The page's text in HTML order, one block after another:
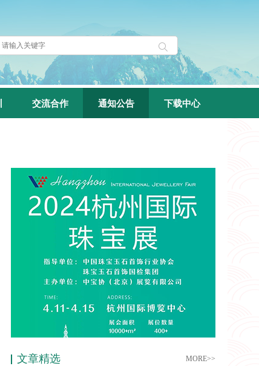
交流合作 通知公告 下载中心
文章精选 MORE>>